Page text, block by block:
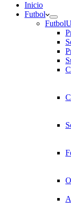
Inicio
Futbol
Futbol